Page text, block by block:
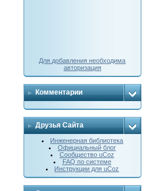
Для добавления необходима
авторизация
Комментарии
Друзья Сайта
Инженерная библиотека
Официальный блог
Сообщество uCoz
FAQ по системе
Инструкции для uCoz